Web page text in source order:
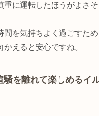
重に運転したほうがよさそ
間を気持ちよく過ごすた
かえると安心ですね。
騒を離れて楽しめるイ